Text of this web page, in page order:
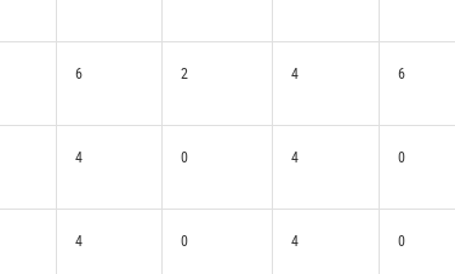
6 2 4 6
4 0 4 0
4 0 4 0